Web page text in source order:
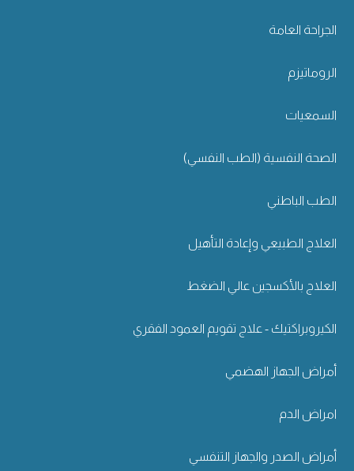
الجراحة العامة
الروماتيزم
السمعيات
الصحة النفسية (الطب النفسي)
الطب الباطني
العلاج الطبيعي وإعادة التأهيل
العلاج بالأكسجين عالي الضغط
الكيروبراكتيك - علاج تقويم العمود الفقري
أمراض الجهاز الهضمي
امراض الدم
أمراض الصدر والجهاز التنفسي